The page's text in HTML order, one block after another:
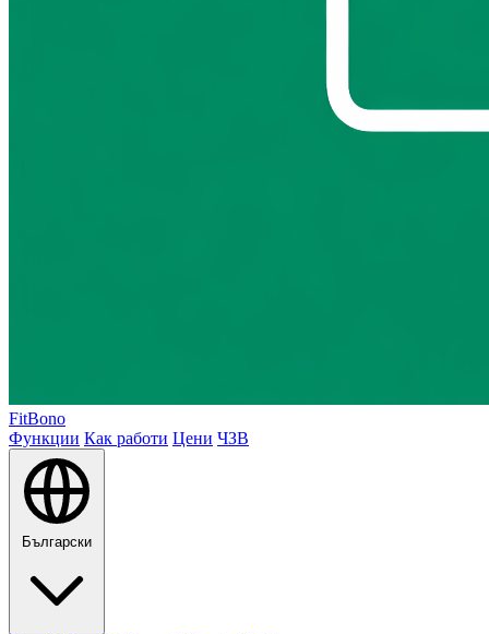
FitBono
Функции Как работи Цени ЧЗВ
Български